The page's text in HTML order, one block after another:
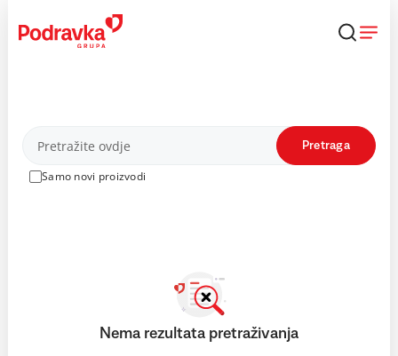
content
Proizvodi
Samo novi proizvodi
Pretraga
Nema rezultata pretraživanja